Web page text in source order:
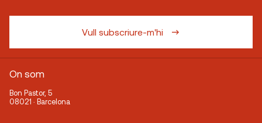
Vull subscriure-m'hi
On som
Bon Pastor, 5
08021 · Barcelona